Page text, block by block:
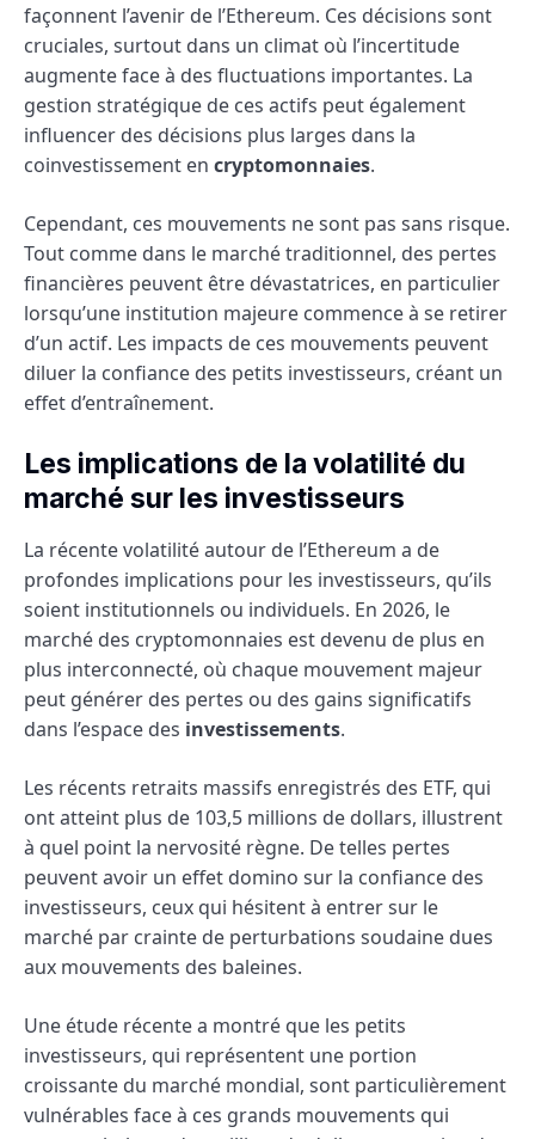
façonnent l’avenir de l’Ethereum. Ces décisions sont
cruciales, surtout dans un climat où l’incertitude
augmente face à des fluctuations importantes. La
gestion stratégique de ces actifs peut également
influencer des décisions plus larges dans la
coinvestissement en cryptomonnaies.
Cependant, ces mouvements ne sont pas sans risque.
Tout comme dans le marché traditionnel, des pertes
financières peuvent être dévastatrices, en particulier
lorsqu’une institution majeure commence à se retirer
d’un actif. Les impacts de ces mouvements peuvent
diluer la confiance des petits investisseurs, créant un
effet d’entraînement.
Les implications de la volatilité du
marché sur les investisseurs
La récente volatilité autour de l’Ethereum a de
profondes implications pour les investisseurs, qu’ils
soient institutionnels ou individuels. En 2026, le
marché des cryptomonnaies est devenu de plus en
plus interconnecté, où chaque mouvement majeur
peut générer des pertes ou des gains significatifs
dans l’espace des investissements.
Les récents retraits massifs enregistrés des ETF, qui
ont atteint plus de 103,5 millions de dollars, illustrent
à quel point la nervosité règne. De telles pertes
peuvent avoir un effet domino sur la confiance des
investisseurs, ceux qui hésitent à entrer sur le
marché par crainte de perturbations soudaine dues
aux mouvements des baleines.
Une étude récente a montré que les petits
investisseurs, qui représentent une portion
croissante du marché mondial, sont particulièrement
vulnérables face à ces grands mouvements qui